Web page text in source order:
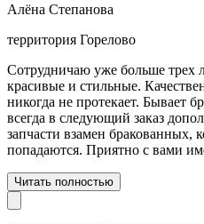
Алёна Степанова
территория Горелово
Сотрудничаю уже больше трех
красивые и стильные.
никогда не протекает. Бывает
всегда в следующий заказ
запчасти взамен бракованных,
попадаются. Приятно с вами
Читать полностью